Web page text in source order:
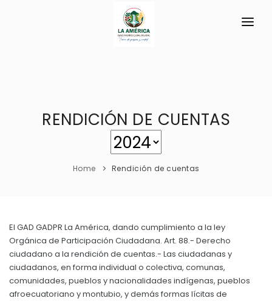
RESEÑA HISTÓRICA
Ubicación
Clima
NEW
GESTIÓN Y PRESUPUESTO
Sesiones Extraordinarias
Resoluciones
Convocatorias
CIUDADANÍA ACTIVA
Solicitud de acceso información pública
TURISMO
RENDICIÓN DE CUENTAS
Home Rendición de cuentas
El GAD GADPR La América, dando cumplimiento a la ley
Orgánica de Participación Ciudadana. Art. 88.- Derecho
ciudadano a la rendición de cuentas.- Las ciudadanas y
ciudadanos, en forma individual o colectiva, comunas,
comunidades, pueblos y nacionalidades indígenas, pueblos
afroecuatoriano y montubio, y demás formas lícitas de